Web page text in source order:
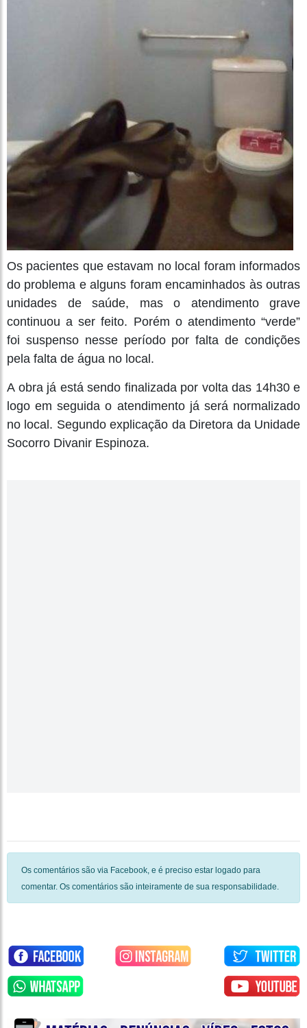
Os pacientes que estavam no local foram informados
do problema e alguns foram encaminhados às outras
unidades de saúde, mas o atendimento grave
continuou a ser feito. Porém o atendimento “verde”
foi suspenso nesse período por falta de condições
pela falta de água no local.
A obra já está sendo finalizada por volta das 14h30 e
logo em seguida o atendimento já será normalizado
no local. Segundo explicação da Diretora da Unidade
Socorro Divanir Espinoza.
Os comentários são via Facebook, e é preciso estar logado para
comentar. Os comentários são inteiramente de sua responsabilidade.